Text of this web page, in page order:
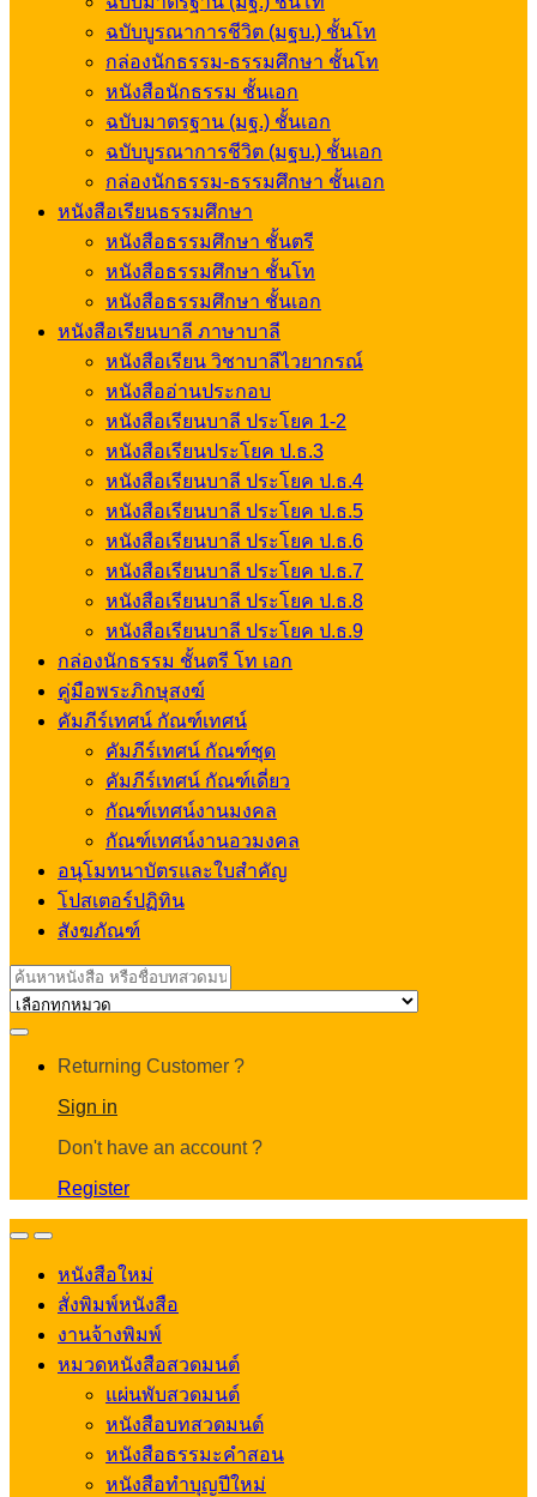
ฉบับบูรณาการชีวิต (มฐบ.) ชั้นโท
กล่องนักธรรม-ธรรมศึกษา ชั้นโท
หนังสือนักธรรม ชั้นเอก
ฉบับมาตรฐาน (มฐ.) ชั้นเอก
ฉบับบูรณาการชีวิต (มฐบ.) ชั้นเอก
กล่องนักธรรม-ธรรมศึกษา ชั้นเอก
หนังสือเรียนธรรมศึกษา
หนังสือธรรมศึกษา ชั้นตรี
หนังสือธรรมศึกษา ชั้นโท
หนังสือธรรมศึกษา ชั้นเอก
หนังสือเรียนบาลี ภาษาบาลี
หนังสือเรียน วิชาบาลีไวยากรณ์
หนังสืออ่านประกอบ
หนังสือเรียนบาลี ประโยค 1-2
หนังสือเรียนประโยค ป.ธ.3
หนังสือเรียนบาลี ประโยค ป.ธ.4
หนังสือเรียนบาลี ประโยค ป.ธ.5
หนังสือเรียนบาลี ประโยค ป.ธ.6
หนังสือเรียนบาลี ประโยค ป.ธ.7
หนังสือเรียนบาลี ประโยค ป.ธ.8
หนังสือเรียนบาลี ประโยค ป.ธ.9
กล่องนักธรรม ชั้นตรี โท เอก
คู่มือพระภิกษุสงฆ์
คัมภีร์เทศน์ กัณฑ์เทศน์
คัมภีร์เทศน์ กัณฑ์ชุด
คัมภีร์เทศน์ กัณฑ์เดี่ยว
กัณฑ์เทศน์งานมงคล
กัณฑ์เทศน์งานอวมงคล
อนุโมทนาบัตรและใบสำคัญ
โปสเตอร์ปฏิทิน
สังฆภัณฑ์
Search
for:
Returning Customer ?
Sign in
Don't have an account ?
Register
OpenClose
หนังสือใหม่
สั่งพิมพ์หนังสือ
งานจ้างพิมพ์
หมวดหนังสือสวดมนต์
แผ่นพับสวดมนต์
หนังสือบทสวดมนต์
หนังสือธรรมะคำสอน
หนังสือทำบุญปีใหม่